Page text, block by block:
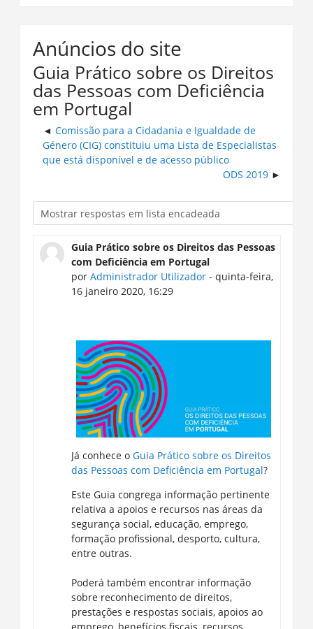
Anúncios do site
Guia Prático sobre os Direitos
das Pessoas com Deficiência
em Portugal​
Comissão para a Cidadania e Igualdade de
Género (CIG) constituiu uma Lista de Especialistas
que está disponível e de acesso público
ODS 2019
Guia Prático sobre os Direitos das Pessoas
com Deficiência em Portugal​
por Administrador Utilizador- quinta-feira,
16 janeiro 2020, 16:29
Já conhece o Guia Prático sobre os Direitos
das Pessoas com Deficiência em Portugal​?
Este Guia congrega informação pertinente
relativa a apoios e recursos nas áreas da
segurança social, educação, emprego,
formação profissional, desporto, cultura,
entre outras.
Poderá também encontrar informação
sobre reconhecimento de direitos,
prestações e respostas sociais, apoios ao
emprego, benefícios fiscais, recursos